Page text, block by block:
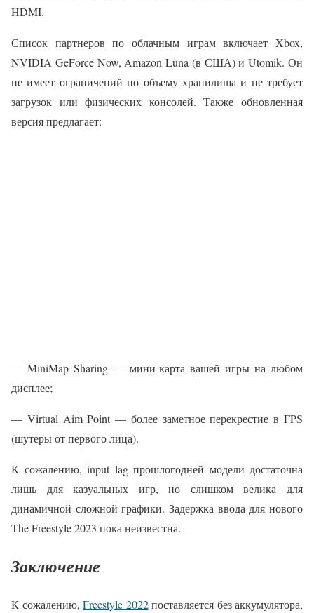
HDMI.
Список партнеров по облачным играм включает Xbox,
NVIDIA GeForce Now, Amazon Luna (в США) и Utomik. Он
не имеет ограничений по объему хранилища и не требует
загрузок или физических консолей. Также обновленная
версия предлагает:
— MiniMap Sharing — мини-карта вашей игры на любом
дисплее;
— Virtual Aim Point — более заметное перекрестие в FPS
(шутеры от первого лица).
К сожалению, input lag прошлогодней модели достаточна
лишь для казуальных игр, но слишком велика для
динамичной сложной графики. Задержка ввода для нового
The Freestyle 2023 пока неизвестна.
Заключение
К сожалению, Freestyle 2022поставляется без аккумулятора,